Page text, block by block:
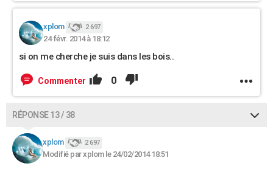
xplom 2 697
24 févr. 2014 à 18:12
si on me cherche je suis dans les bois..
Commenter 0
RÉPONSE 13 / 38
xplom 2 697
Modifié par xplom le 24/02/2014 18:51